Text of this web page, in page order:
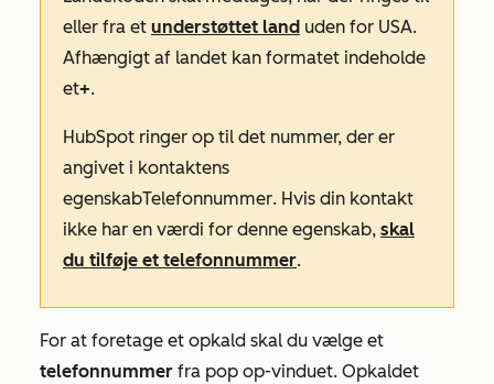
eller fra et understøttet land uden for USA.
Afhængigt af landet kan formatet indeholde
et+.
HubSpot ringer op til det nummer, der er
angivet i kontaktens
egenskabTelefonnummer. Hvis din kontakt
ikke har en værdi for denne egenskab, skal
du tilføje et telefonnummer.
For at foretage et opkald skal du vælge et
telefonnummer fra pop op-vinduet. Opkaldet